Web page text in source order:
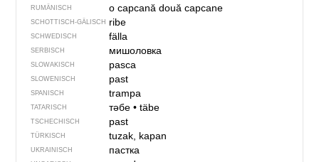
RUMÄNISCH o capcanădouă capcane
SCHOTTISCH-GÄLISCH ribe
SCHWEDISCH fälla
SERBISCH мишоловка
SLOWAKISCH pasca
SLOWENISCH past
SPANISCH trampa
TATARISCH тәбе• täbe
TSCHECHISCH past
TÜRKISCH tuzak, kapan
UKRAINISCH пастка